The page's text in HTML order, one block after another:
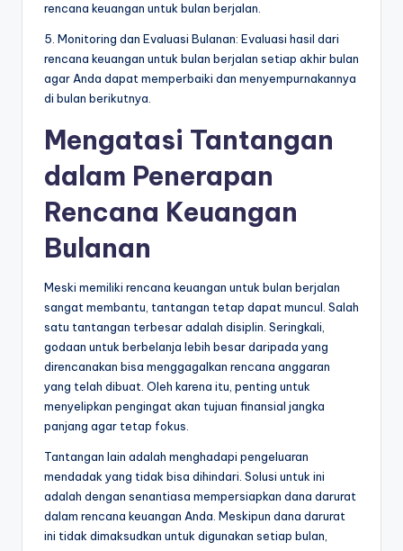
rencana keuangan untuk bulan berjalan.
5. Monitoring dan Evaluasi Bulanan: Evaluasi hasil dari
rencana keuangan untuk bulan berjalan setiap akhir bulan
agar Anda dapat memperbaiki dan menyempurnakannya
di bulan berikutnya.
Mengatasi Tantangan
dalam Penerapan
Rencana Keuangan
Bulanan
Meski memiliki rencana keuangan untuk bulan berjalan
sangat membantu, tantangan tetap dapat muncul. Salah
satu tantangan terbesar adalah disiplin. Seringkali,
godaan untuk berbelanja lebih besar daripada yang
direncanakan bisa menggagalkan rencana anggaran
yang telah dibuat. Oleh karena itu, penting untuk
menyelipkan pengingat akan tujuan finansial jangka
panjang agar tetap fokus.
Tantangan lain adalah menghadapi pengeluaran
mendadak yang tidak bisa dihindari. Solusi untuk ini
adalah dengan senantiasa mempersiapkan dana darurat
dalam rencana keuangan Anda. Meskipun dana darurat
ini tidak dimaksudkan untuk digunakan setiap bulan,